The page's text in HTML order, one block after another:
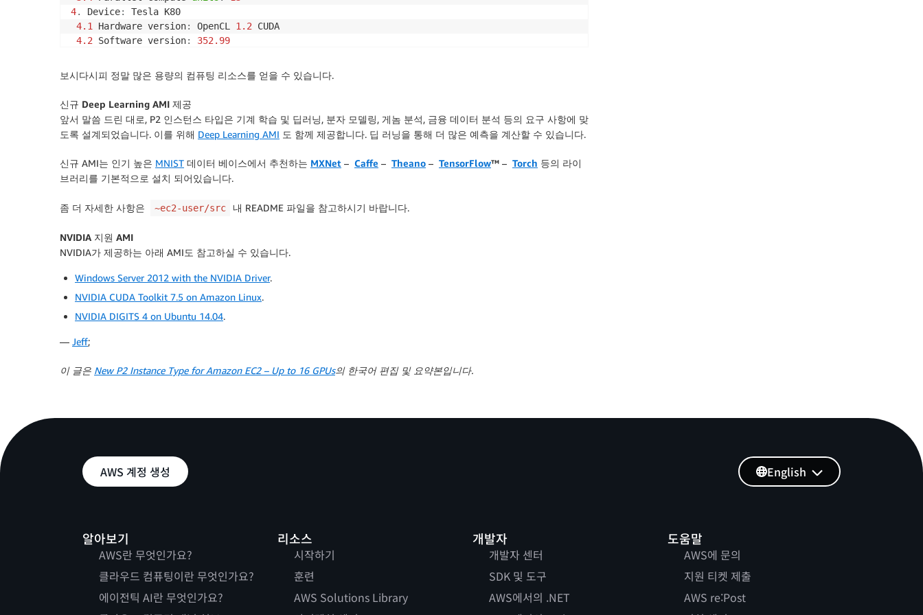
4. Device:
Tesla K80
4.1
Hardware version: OpenCL 1.2 CUDA
4.2 Software version:
352.99
4.4
Parallel compute units
. Device : Tesla K80
Hardware version
Software version:
5.3 OpenCL C version: OpenCL C
1.2
5.4 Parallel compute units: 13
6.1 Hardware version OpenCL 1.2 CUDA
6.2 Software version: 352.99
6.4 Parallel compute units :
13
7.1 Hardware version
7.2 Software version: 352.99
7.4 Parallel compute units: 13
8. Device: Tesla K80
8.1 Hardware version: OpenCL
8.3
보시다시피 정말 많은 용량의 컴퓨팅 리소스를 얻을 수 있습니다.
신규 Deep Learning AMI 제공
앞서 말씀 드린 대로, P2 인스턴스 타입은 기계 학습 및 딥러닝, 분자 모델링, 게놈 분석, 금융 데이터 분석 등의 요구 사항에 맞
도록 설계되었습니다. 이를 위해 Deep Learning AMI 도 함께 제공합니다. 딥 러닝을 통해 더 많은 예측을 계산할 수 있습니다.
신규 AMI는 인기 높은 MNIST 데이터 베이스에서 추천하는 MXNet – Caffe – Theano – TensorFlow™ – Torch 등의 라이
브러리를 기본적으로 설치 되어있습니다.
좀 더 자세한 사항은 ~ec2-user/src 내 README 파일을 참고하시기 바랍니다.
NVIDIA 지원 AMI
NVIDIA가 제공하는 아래 AMI도 참고하실 수 있습니다.
Windows Server 2012 with the NVIDIA Driver.
NVIDIA CUDA Toolkit 7.5 on Amazon Linux.
NVIDIA DIGITS 4 on Ubuntu 14.04.
— Jeff;
이 글은 New P2 Instance Type for Amazon EC2 – Up to 16 GPUs의 한국어 편집 및 요약본입니다.
AWS 계정 생성
알아보기
AWS란 무엇인가요?
클라우드 컴퓨팅이란 무엇인가요?
에이전틱 AI란 무엇인가요?
리소스
시작하기
훈련
AWS Solutions Library
개발자
개발자 센터
SDK 및 도구
AWS에서의 .NET
도움말
AWS에 문의
지원 티켓 제출
AWS re:Post
English